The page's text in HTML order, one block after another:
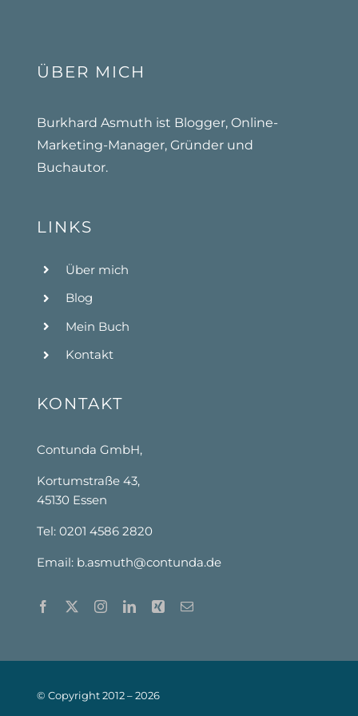
ÜBER MICH
Burkhard Asmuth ist Blogger, Online-
Marketing-Manager, Gründer und
Buchautor.
LINKS
Über mich
Blog
Mein Buch
Kontakt
KONTAKT
Contunda GmbH,
Kortumstraße 43,
45130 Essen
Tel: 0201 4586 2820
Email: b.asmuth@contunda.de
© Copyright 2012 –2026